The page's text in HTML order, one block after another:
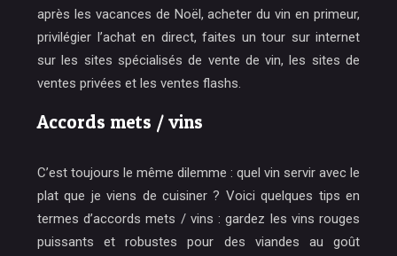
après les vacances de Noël, acheter du vin en primeur,
privilégier l’achat en direct, faites un tour sur internet
sur les sites spécialisés de vente de vin, les sites de
ventes privées et les ventes flashs.
Accords mets / vins
C’est toujours le même dilemme : quel vin servir avec le
plat que je viens de cuisiner ? Voici quelques tips en
termes d’accords mets / vins : gardez les vins rouges
puissants et robustes pour des viandes au goût